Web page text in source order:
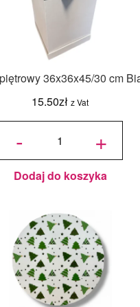
36x36x45/30 cm
15.50zł z Vat
-
ilość Karton
36x36x45/30
cm Biały - 1
szt. +
Dodaj do koszyka